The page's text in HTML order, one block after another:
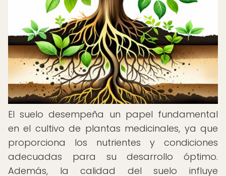
El suelo desempeña un papel fundamental
en el cultivo de plantas medicinales, ya que
proporciona los nutrientes y condiciones
adecuadas para su desarrollo óptimo.
Además, la calidad del suelo influye